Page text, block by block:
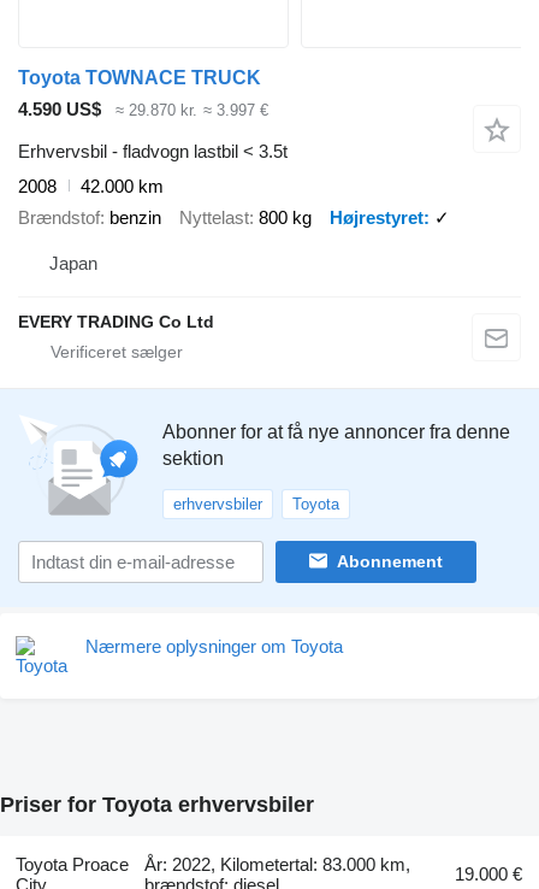
Toyota TOWNACE TRUCK
4.590 US$
≈ 29.870 kr. ≈ 3.997 €
Erhvervsbil - fladvogn lastbil < 3.5t
2008
42.000 km
Brændstof benzin Nyttelast 800 kg Højrestyret ✓
Japan
EVERY TRADING Co Ltd
Abonner for at få nye annoncer fra denne
sektion
erhvervsbiler Toyota
Abonnement
Nærmere oplysninger om Toyota
Priser for Toyota erhvervsbiler
Toyota Proace
År: 2022, Kilometertal: 83.000 km,
19.000 €